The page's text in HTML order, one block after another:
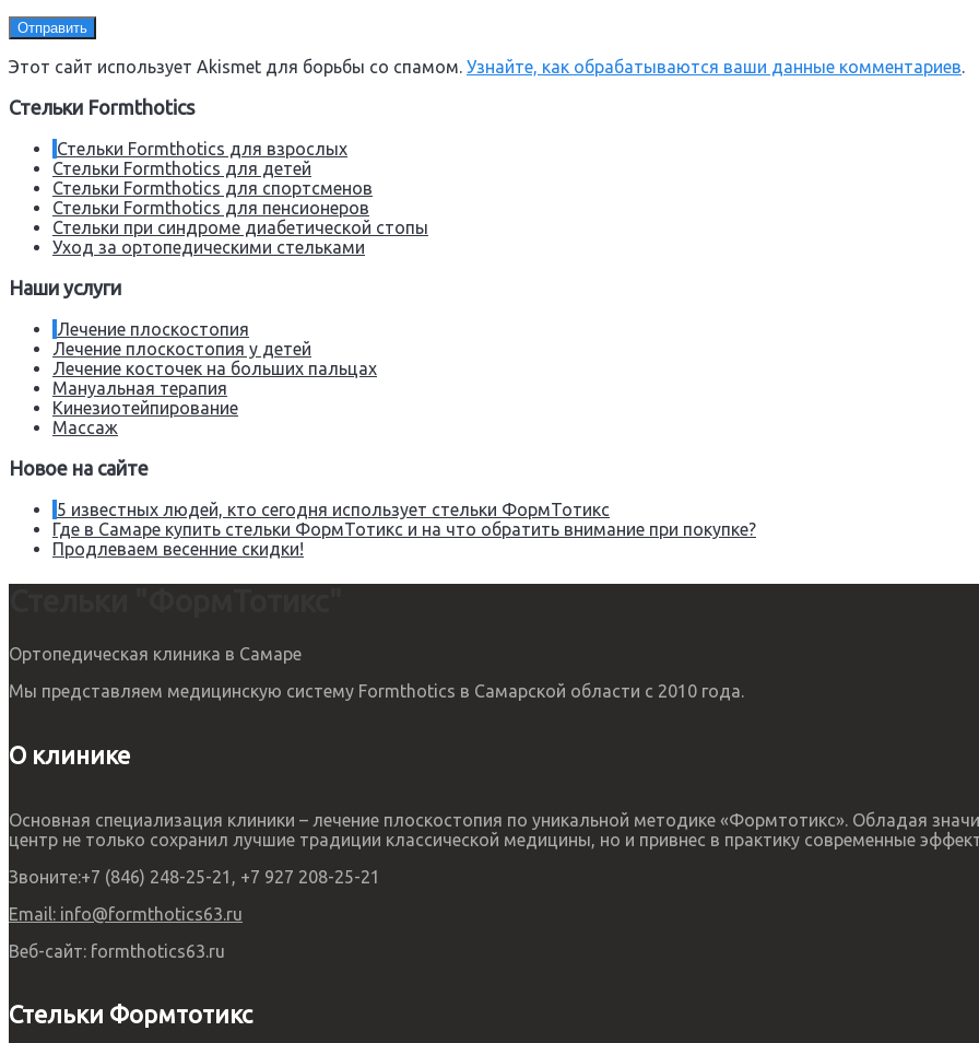
Этот сайт использует Akismet для борьбы со спамом. Узнайте, как обрабатываются ваши данные комментариев.
Стельки Formthotics
Стельки Formthotics для взрослых
Стельки Formthotics для детей
Стельки Formthotics для спортсменов
Стельки Formthotics для пенсионеров
Стельки при синдроме диабетической стопы
Уход за ортопедическими стельками
Наши услуги
Лечение плоскостопия
Лечение плоскостопия у детей
Лечение косточек на больших пальцах
Мануальная терапия
Кинезиотейпирование
Массаж
Новое на сайте
5 известных людей, кто сегодня использует стельки ФормТотикс
Где в Самаре купить стельки ФормТотикс и на что обратить внимание при покупке?
Продлеваем весенние скидки!
Ортопедическая клиника в Самаре
Мы представляем медицинскую систему Formthotics в Самарской области с 2010 года.
О клинике
Основная специализация клиники – лечение плоскостопия по уникальной методике «Формтотикс». Обладая
центр не только сохранил лучшие традиции классической медицины, но и привнес в практику современные
Звоните:+7 (846) 248-25-21, +7 927 208-25-21
Email: info@formthotics63.ru
Веб-сайт: formthotics63.ru
Стельки Формтотикс